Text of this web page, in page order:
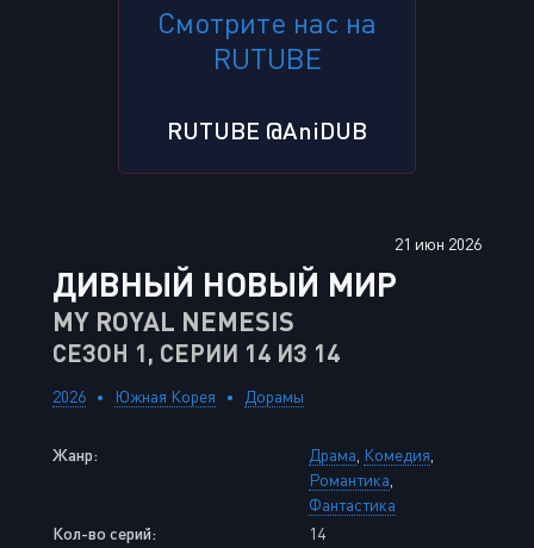
Смотрите нас на
RUTUBE
RUTUBE @AniDUB
21 июн 2026
ДИВНЫЙ НОВЫЙ МИР
MY ROYAL NEMESIS
СЕЗОН 1, СЕРИИ 14 ИЗ 14
2026 Южная Корея Дорамы
Жанр: Драма Комедия
Романтика
Фантастика
Кол-во серий:
14